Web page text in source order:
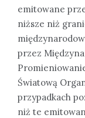
emitowane
niższe niż
przez
Światową
przypadkach
niż te